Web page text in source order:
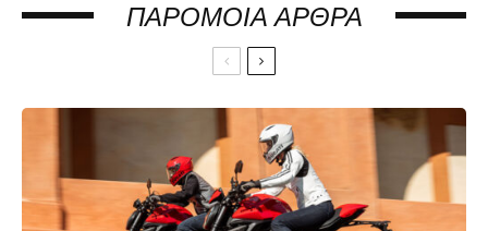
ΠΑΡΌΜΟΙΑ ΆΡΘΡΑ